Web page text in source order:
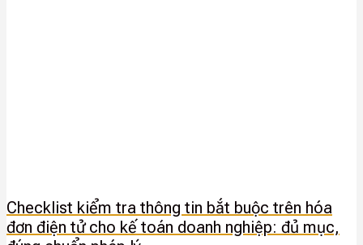
Checklist kiểm tra thông tin bắt buộc trên hóa
đơn điện tử cho kế toán doanh nghiệp: đủ mục,